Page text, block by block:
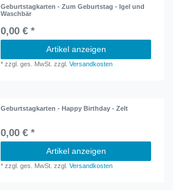
Geburtstagkarten - Zum Geburtstag - Igel und
Waschbär
0,00 € *
Artikel anzeigen
*zzgl. ges. MwSt. zzgl.Versandkosten
Geburtstagkarten - Happy Birthday - Zelt
0,00 € *
Artikel anzeigen
*zzgl. ges. MwSt. zzgl.Versandkosten